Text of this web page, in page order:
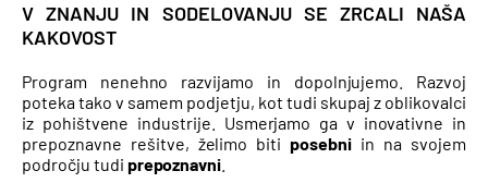
V ZNANJU IN SODELOVANJU SE ZRCALI NAŠA
KAKOVOST
Program nenehno razvijamo in dopolnjujemo. Razvoj
poteka tako v samem podjetju, kot tudi skupaj z oblikovalci
iz pohištvene industrije. Usmerjamo ga v inovativne in
prepoznavne rešitve, želimo bitiposebni in na svojem
področju tudi prepoznavni